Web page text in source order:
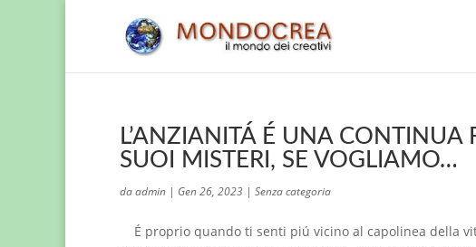
L’ANZIANITÁ É UNA CONTINUA
SUOI MISTERI, SE VOGLIAMO…
daadmin | Gen 26, 2023 | Senza categoria
É proprio quando ti senti piú vicino al capolinea della